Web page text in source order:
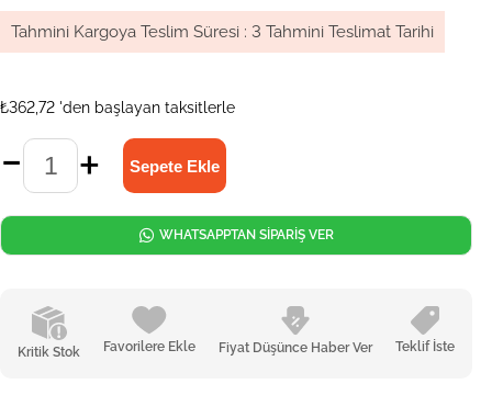
Tahmini Kargoya Teslim Süresi : 3 Tahmini Teslimat Tarihi
₺362,72 'den başlayan taksitlerle
Kritik Stok Favorilere Ekle Fiyat Düşünce Haber Ver Teklif İste
WHATSAPPTAN SİPARİŞ VER